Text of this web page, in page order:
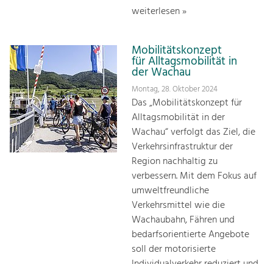
weiterlesen »
Mobilitätskonzept
für Alltagsmobilität in
der Wachau
Montag, 28. Oktober 2024
Das „Mobilitätskonzept für
Alltagsmobilität in der
Wachau“ verfolgt das Ziel, die
Verkehrsinfrastruktur der
Region nachhaltig zu
verbessern. Mit dem Fokus auf
umweltfreundliche
Verkehrsmittel wie die
Wachaubahn, Fähren und
bedarfsorientierte Angebote
soll der motorisierte